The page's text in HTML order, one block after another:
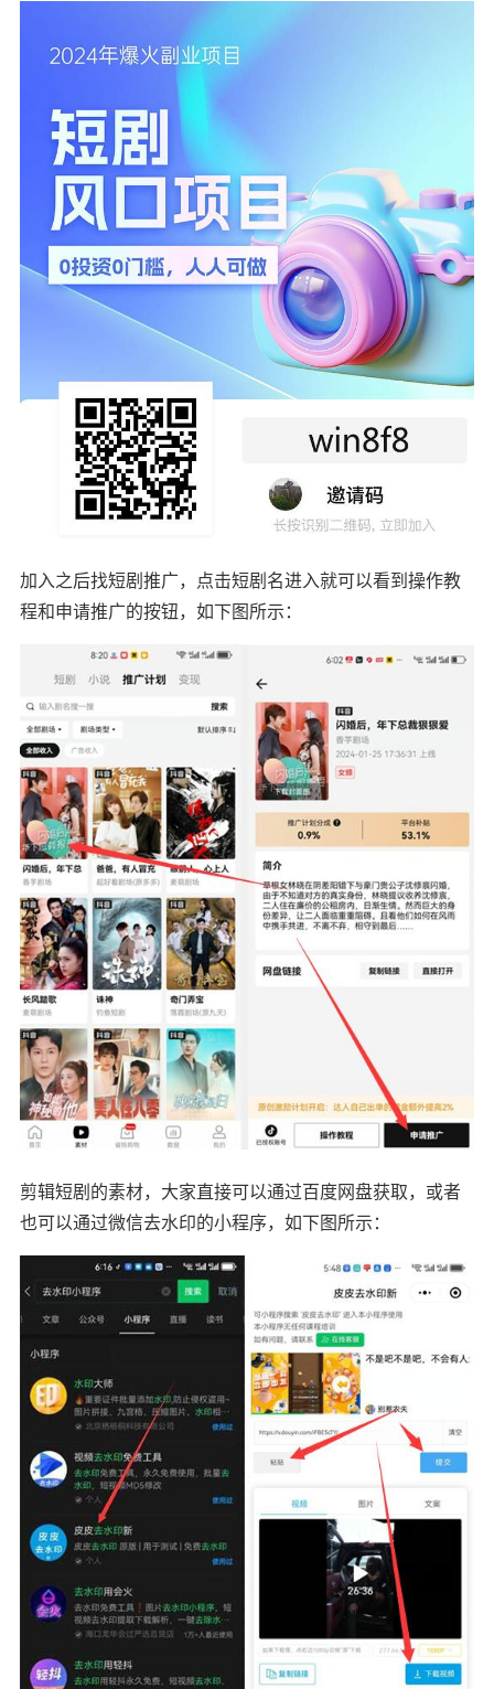
加入之后找短剧推广，点击短剧名进入就可以看到操作教
程和申请推广的按钮，如下图所示：
剪辑短剧的素材，大家直接可以通过百度网盘获取，或者
也可以通过微信去水印的小程序，如下图所示：